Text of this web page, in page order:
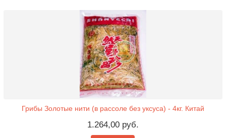
Грибы Золотые нити (в рассоле без уксуса) - 4кг. Китай
1.264,00 руб.